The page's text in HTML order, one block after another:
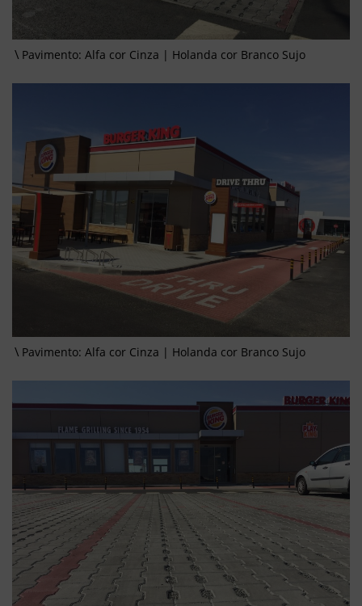
Pavimento: Alfa cor Cinza | Holanda cor Branco Sujo
Pavimento: Alfa cor Cinza | Holanda cor Branco Sujo